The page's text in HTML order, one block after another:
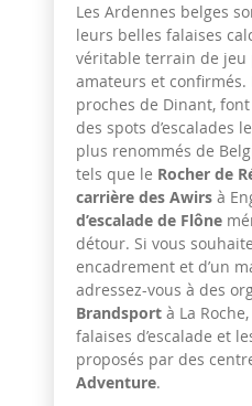
Les Ardennes belges
leurs belles falaises
véritable terrain de
amateurs et confirmés.
proches de Dinant,
des spots d’escalades
plus renommés de
tels que le Rocher de
carrière des Awirs à
d’escalade de Flône
détour. Si vous
encadrement et d’un
adressez-vous à des
Brandsport à La
falaises d’escalade et
proposés par des
Adventure.